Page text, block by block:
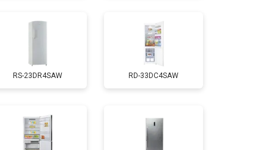
2550 ₽ Заказать
1700 ₽ Заказать
4750 ₽
RS-23DR4SAW RD-33DC4SAW